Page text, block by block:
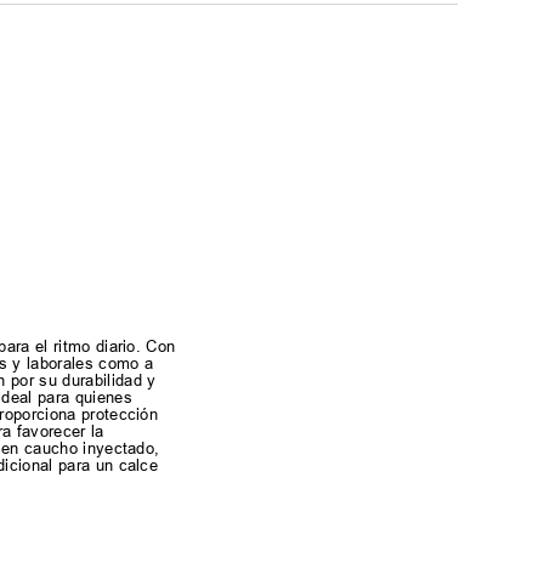
el ritmo diario. Con
y laborales como a
por su durabilidad y
para quienes
protección
favorecer la
caucho inyectado,
para un calce